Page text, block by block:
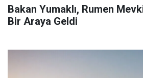
Bakan Yumaklı, Rumen
Bir Araya Geldi